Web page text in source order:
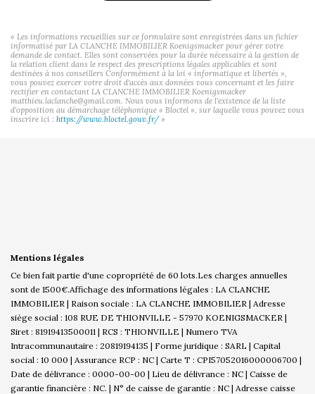
« Les informations recueillies sur ce formulaire sont enregistrées dans un fichier
informatisé par LA CLANCHE IMMOBILIER Koenigsmacker pour gérer votre
demande de contact. Elles sont conservées pour la durée nécessaire à la gestion de
la relation client dans le respect des prescriptions légales applicables et sont
destinées à nos conseillers Conformément à la loi « informatique et libertés »,
vous pouvez exercer votre droit d'accès aux données vous concernant et les faire
rectifier en contactant LA CLANCHE IMMOBILIER Koenigsmacker
matthieu.laclanche@gmail.com. Nous vous informons de l'existence de la liste
d'opposition au démarchage téléphonique « Bloctel », sur laquelle vous pouvez vous
inscrire ici : https://www.bloctel.gouv.fr/»
Mentions légales
Ce bien fait partie d'une copropriété de 60 lots.Les charges annuelles
sont de 1500€.Affichage des informations légales : LA CLANCHE
IMMOBILIER | Raison sociale : LA CLANCHE IMMOBILIER | Adresse
siège social : 108 RUE DE THIONVILLE - 57970 KOENIGSMACKER |
Siret : 81919413500011 | RCS : THIONVILLE | Numero TVA
Intracommunautaire : 20819194135 | Forme juridique : SARL | Capital
social : 10 000 | Assurance RCP : NC | Carte T : CPI57052016000006700 |
Date de délivrance : 0000-00-00 | Lieu de délivrance : NC | Caisse de
garantie financière : NC. | N° de caisse de garantie : NC | Adresse caisse